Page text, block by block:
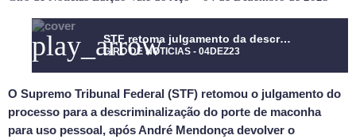
play_arrow STF retoma julgamento da descriminalização da maconha, mas ainda não há data definida
GIRO DE NOTICIAS - 04DEZ23
O Supremo Tribunal Federal (STF) retomou o julgamento do
processo para a descriminalização do porte de maconha
para uso pessoal, após André Mendonça devolver o